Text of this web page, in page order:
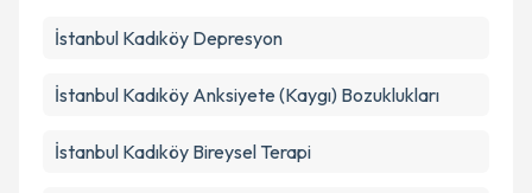
İstanbul Kadıköy Depresyon
İstanbul Kadıköy Anksiyete (Kaygı) Bozuklukları
İstanbul Kadıköy Bireysel Terapi